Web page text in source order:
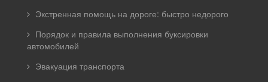
Экстренная помощь на дороге: быстро недорого
Порядок и правила выполнения буксировки
автомобилей
Эвакуация транспорта